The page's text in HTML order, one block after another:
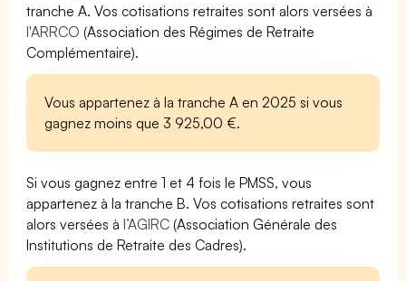
tranche A. Vos cotisations retraites sont alors versées à
l'ARRCO (Association des Régimes de Retraite
Complémentaire).
Vous appartenez à la tranche A en 2025 si vous
gagnez moins que 3 925,00 €.
Si vous gagnez entre 1 et 4 fois le PMSS, vous
appartenez à la tranche B. Vos cotisations retraites sont
alors versées àl’AGIRC (Association Générale des
Institutions de Retraite des Cadres).